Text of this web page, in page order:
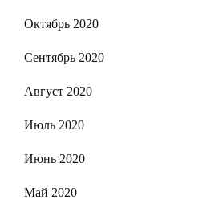
Октябрь 2020
Сентябрь 2020
Август 2020
Июль 2020
Июнь 2020
Май 2020